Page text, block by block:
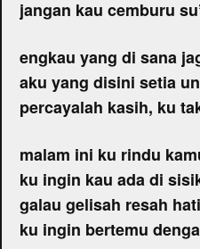
jangan kau cemburu
engkau yang di sana
aku yang disini setia
percayalah kasih, ku
malam ini ku rindu
ku ingin kau ada di
galau gelisah resah
ku ingin bertemu